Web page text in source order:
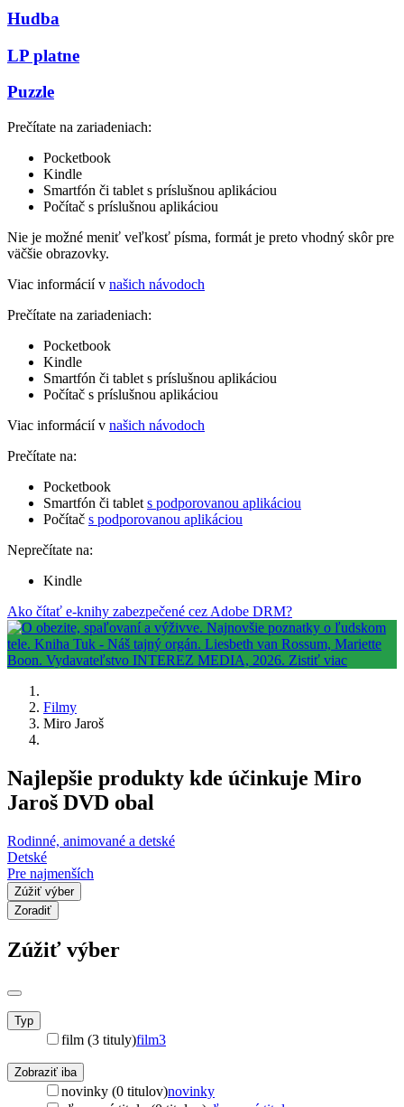
Hudba
LP platne
Puzzle
Prečítate na zariadeniach:
Pocketbook
Kindle
Smartfón či tablet s príslušnou aplikáciou
Počítač s príslušnou aplikáciou
Nie je možné meniť veľkosť písma, formát je preto vhodný skôr pre
väčšie obrazovky.
Viac informácií v našich návodoch
Prečítate na zariadeniach:
Pocketbook
Kindle
Smartfón či tablet s príslušnou aplikáciou
Počítač s príslušnou aplikáciou
Viac informácií v našich návodoch
Prečítate na:
Pocketbook
Smartfón či tablet s podporovanou aplikáciou
Počítač s podporovanou aplikáciou
Neprečítate na:
Kindle
Ako čítať e-knihy zabezpečené cez Adobe DRM?
Filmy
Miro Jaroš
Najlepšie produkty kde účinkuje Miro
Jaroš DVD obal
Rodinné, animované a detské
Detské
Pre najmenších
Zúžiť výber
Zoradiť
Zúžiť výber
Typ
film (3 tituly)film3
Zobraziť iba
novinky (0 titulov)novinky